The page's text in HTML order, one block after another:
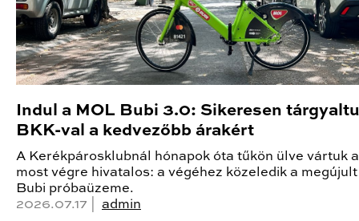
Indul a MOL Bubi 3.0: Sikeresen
BKK-val a kedvezőbb árakért
A Kerékpárosklubnál hónapok óta tűkön ülve vártuk
most végre hivatalos: a végéhez közeledik a
Bubi próbaüzeme.
2026.07.17 | admin